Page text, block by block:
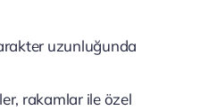
uzunluğunda
rakamlar ile özel